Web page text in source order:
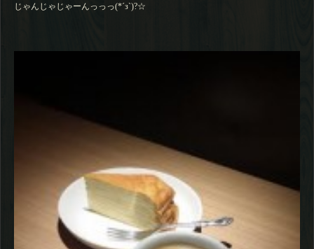
じゃんじゃじゃーんっっっ(*´з`)?☆